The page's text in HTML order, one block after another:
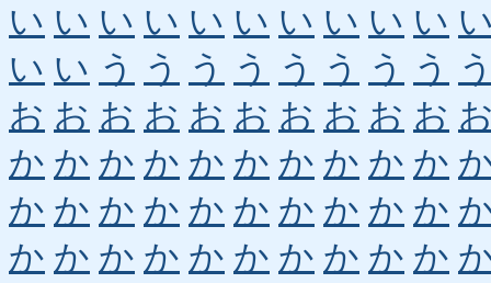
い い い い い い い い い い
い い う う う う う う う う
お お お お お お お お お お
か か か か か か か か か か
か か か か か か か か か か
か か か か か か か か か か